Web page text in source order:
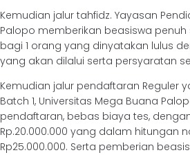
Kemudian jalur tahfidz. Yayasan
Palopo memberikan beasiswa penuh
bagi 1 orang yang dinyatakan lulus
yang akan dilalui serta persyaratan
Kemudian jalur pendaftaran Reguler
Batch 1, Universitas Mega Buana
pendaftaran, bebas biaya tes,
Rp.20.000.000 yang dalam hitungan
Rp25.000.000. Serta pemberian